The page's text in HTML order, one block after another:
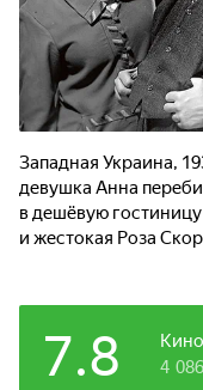
Западная Украина,
девушка Анна
в дешёвую
и жестокая Роза
7.8 4 086